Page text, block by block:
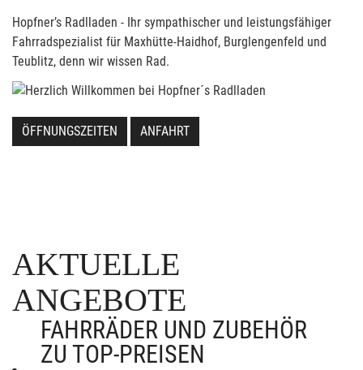
Hopfner’s Radlladen - Ihr sympathischer und leistungsfähiger
Fahrradspezialist für Maxhütte-Haidhof, Burglengenfeld und
Teublitz, denn wir wissen Rad.
ÖFFNUNGSZEITEN ANFAHRT
AKTUELLE
ANGEBOTE
FAHRRÄDER UND ZUBEHÖR
ZU TOP-PREISEN